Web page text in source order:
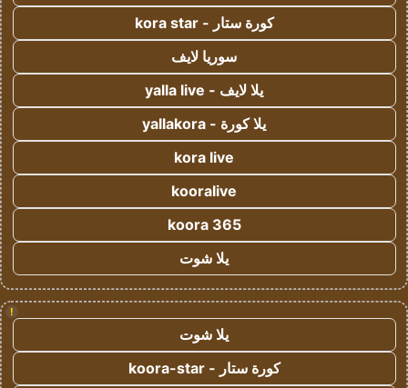
كورة ستار - kora star
سوريا لايف
يلا لايف - yalla live
يلا كورة - yallakora
kora live
kooralive
koora 365
يلا شوت
!
يلا شوت
كورة ستار - koora-star